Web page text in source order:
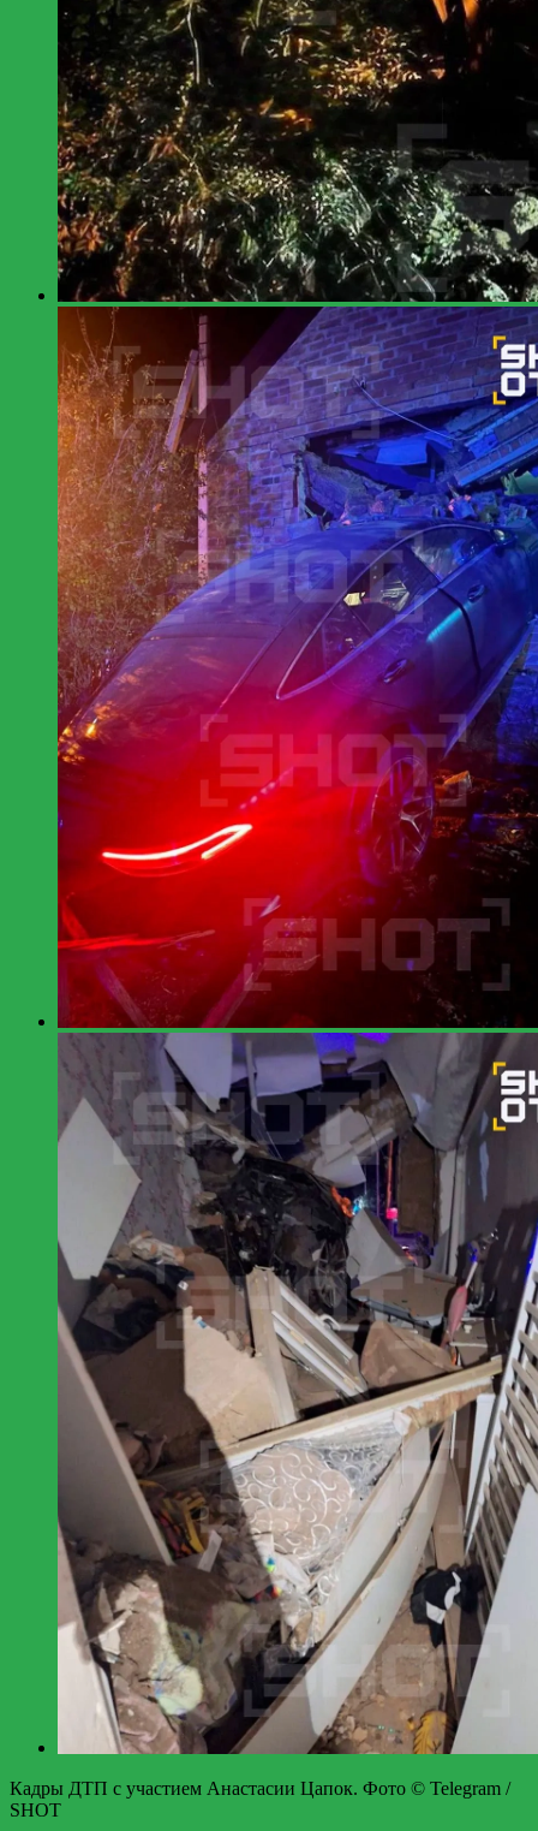
Кадры ДТП с участием Анастасии Цапок. Фото © Telegram /
SHOT